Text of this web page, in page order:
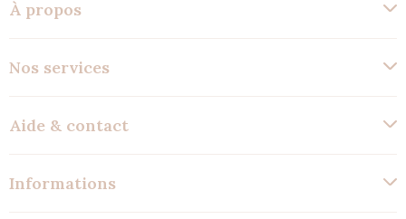
À propos
Nos services
Aide & contact
Informations